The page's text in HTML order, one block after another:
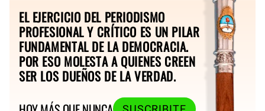
EL EJERCICIO DEL PERIODISMO
PROFESIONAL Y CRÍTICO ES UN PILAR
FUNDAMENTAL DE LA DEMOCRACIA.
POR ESO MOLESTA A QUIENES CREEN
SER LOS DUEÑOS DE LA VERDAD.